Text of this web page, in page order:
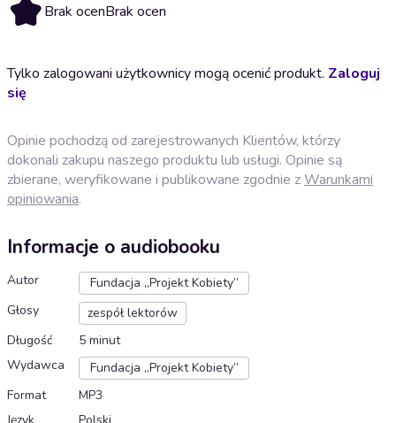
Brak ocenBrak ocen
Tylko zalogowani użytkownicy mogą ocenić produkt. Zaloguj
się
Opinie pochodzą od zarejestrowanych Klientów, którzy
dokonali zakupu naszego produktu lub usługi. Opinie są
zbierane, weryfikowane i publikowane zgodnie zWarunkami
opiniowania.
Informacje o audiobooku
Autor
Fundacja „Projekt Kobiety”
Głosy
zespół lektorów
Długość
5 minut
Wydawca
Fundacja „Projekt Kobiety”
Format
MP3